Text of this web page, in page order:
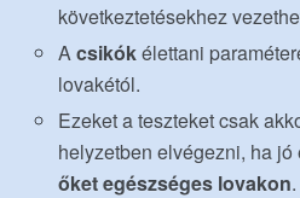
következtetésekhez
Acsikókélettani
lovakétól.
Ezeket a teszteket csak
helyzetben elvégezni, ha jó
őket egészséges lovakon.